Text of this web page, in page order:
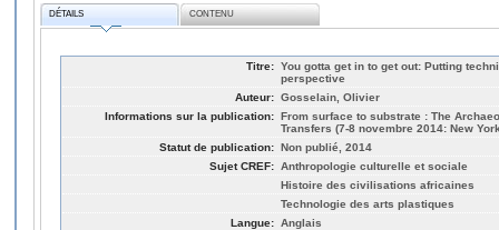
DÉTAILS CONTENU
Titre: You gotta get in to get out: Putting
perspective
Auteur: Gosselain, Olivier
Informations sur la publication: From surface to substrate : The
Transfers (7-8 novembre 2014: New
Statut de publication: Non publié, 2014
Sujet CREF: Anthropologie culturelle et sociale
Histoire des civilisations africaines
Technologie des arts plastiques
Langue: Anglais